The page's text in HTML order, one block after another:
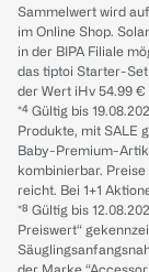
Sammelwert wird
im Online Shop.
in der BIPA Filiale
das tiptoi Starter-
der Wert iHv 54.99 €
*⁴ Gültig bis
Produkte, mit SALE
Baby-Premium-
kombinierbar.
reicht. Bei 1+1
*⁸ Gültig bis
Preiswert“
der Marke